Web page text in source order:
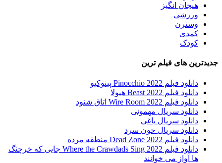
هیجان انگیز
ورزشی
وسترن
کمدی
کودک
جدیدترین های فیلم ترین
دانلود فیلم Pinocchio 2022 پینوکیو
دانلود فیلم Beast 2022 هیولا
دانلود فیلم Wire Room 2022 اتاق شنود
دانلود سریال مهمونی
دانلود سریال یاغی
دانلود سریال خون سرد
دانلود فیلم 2022 Dead Zone منطقه مرده
دانلود فیلم Where the Crawdads Sing 2022 جایی که خرچنگ
ها آواز می خوانند